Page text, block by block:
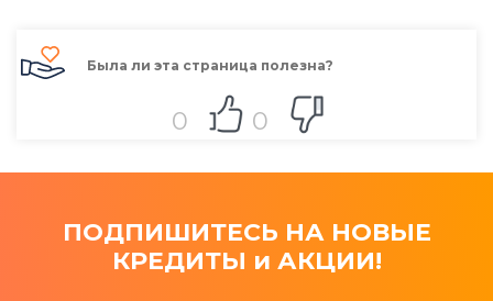
Была ли эта страница полезна?
0 0
ПОДПИШИТЕСЬ НА НОВЫЕ
КРЕДИТЫ и АКЦИИ!